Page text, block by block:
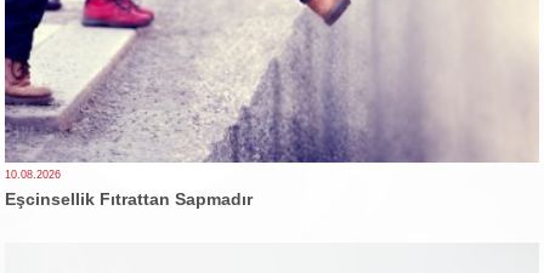
10.08.2026
Eşcinsellik Fıtrattan Sapmadır